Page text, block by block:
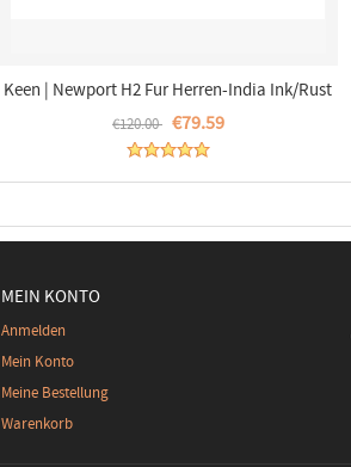
Keen | Newport H2 Fur Herren-India Ink/Rust
€120.00 €79.59
MEIN KONTO
Anmelden
Mein Konto
Meine Bestellung
Warenkorb